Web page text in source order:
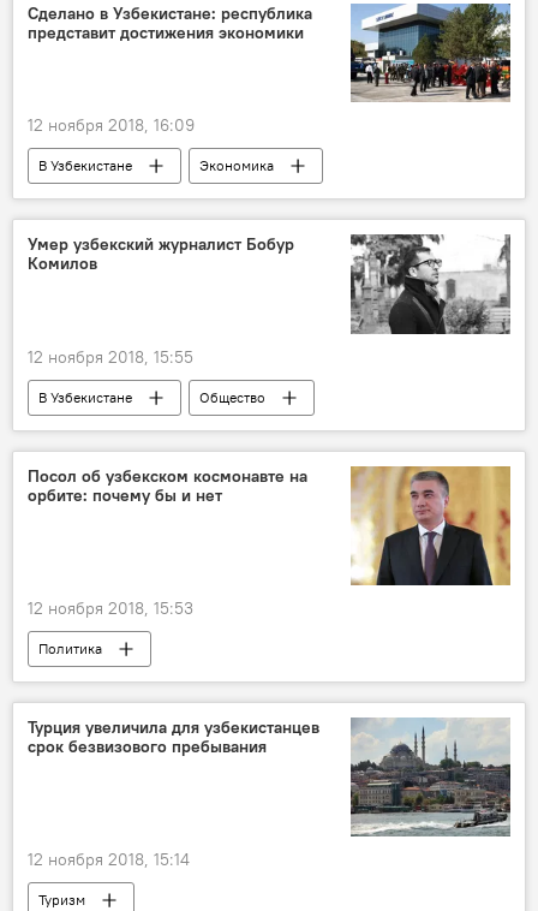
Сделано в Узбекистане: республика
представит достижения экономики
12 ноября 2018, 16:09
В Узбекистане Экономика
Умер узбекский журналист Бобур
Комилов
12 ноября 2018, 15:55
В Узбекистане
Общество
Журналист
Узбекистан
Посол об узбекском космонавте на
орбите: почему бы и нет
12 ноября 2018, 15:53
Политика
Турция увеличила для узбекистанцев
срок безвизового пребывания
12 ноября 2018, 15:14
Туризм